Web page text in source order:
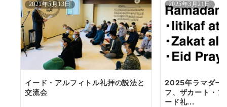
2021年5月13日
イード・アルフィトル礼拝の説法と
交流会
2025年3月21日
2025年ラマダー
フ、ザカート・
ード礼...